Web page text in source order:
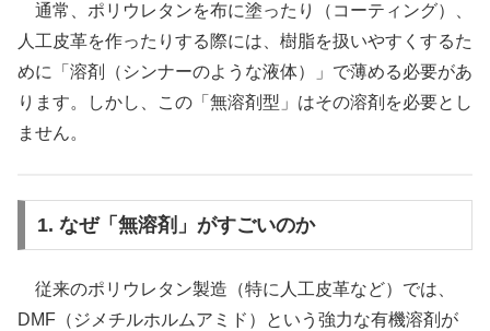
通常、ポリウレタンを布に塗ったり（コーティング）、
人工皮革を作ったりする際には、樹脂を扱いやすくするた
めに「溶剤（シンナーのような液体）」で薄める必要があ
ります。しかし、この「無溶剤型」はその溶剤を必要とし
ません。
1. なぜ「無溶剤」がすごいのか
従来のポリウレタン製造（特に人工皮革など）では、
DMF（ジメチルホルムアミド）という強力な有機溶剤が